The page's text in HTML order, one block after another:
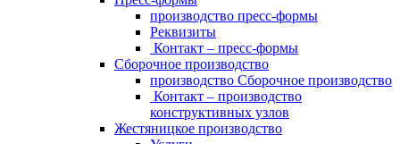
производство пресс-формы
Pеквизиты
Контакт – пресс-формы
Сборочное производство
производство Сборочное производство
Контакт – производство
конструктивных узлов
Жестяницкое производство